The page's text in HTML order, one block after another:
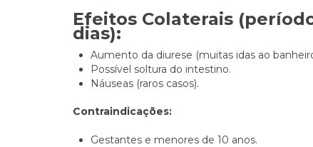
Efeitos Colaterais
dias):
Aumento da diurese (muitas idas ao
Possível soltura do intestino.
Náuseas (raros casos).
Contraindicações:
Gestantes e menores de 10 anos.